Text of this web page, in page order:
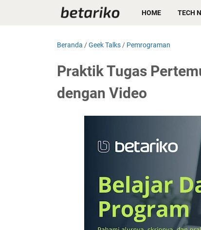
HOME TECH
Beranda /Geek Talks / Pemrograman
Praktik Tugas
dengan Video